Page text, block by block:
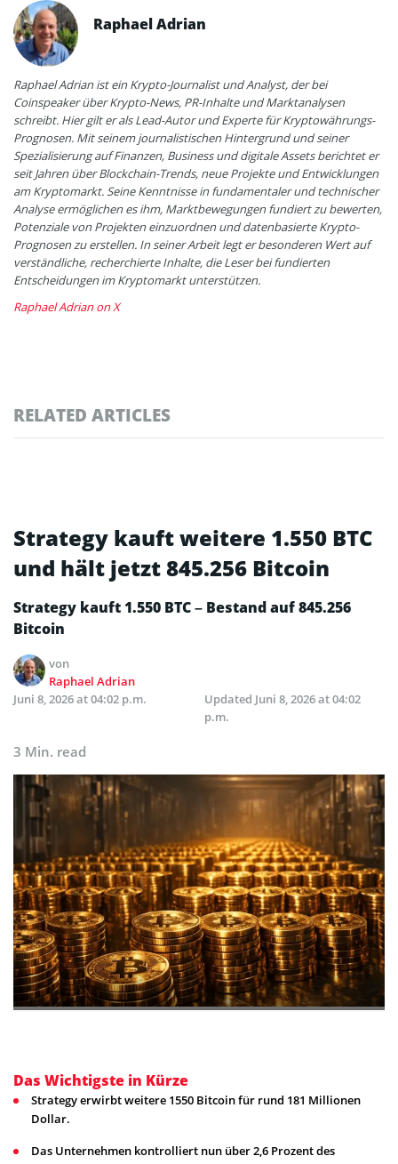
Raphael Adrian
Raphael Adrian ist ein Krypto-Journalist und Analyst, der bei
Coinspeaker über Krypto-News, PR-Inhalte und Marktanalysen
schreibt. Hier gilt er als Lead-Autor und Experte für Kryptowährungs-
Prognosen. Mit seinem journalistischen Hintergrund und seiner
Spezialisierung auf Finanzen, Business und digitale Assets berichtet er
seit Jahren über Blockchain-Trends, neue Projekte und Entwicklungen
am Kryptomarkt. Seine Kenntnisse in fundamentaler und technischer
Analyse ermöglichen es ihm, Marktbewegungen fundiert zu bewerten,
Potenziale von Projekten einzuordnen und datenbasierte Krypto-
Prognosen zu erstellen. In seiner Arbeit legt er besonderen Wert auf
verständliche, recherchierte Inhalte, die Leser bei fundierten
Entscheidungen im Kryptomarkt unterstützen.
Raphael Adrian on X
RELATED ARTICLES
Strategy kauft weitere 1.550 BTC
und hält jetzt 845.256 Bitcoin
Strategy kauft 1.550 BTC – Bestand auf 845.256
Bitcoin
von
Raphael Adrian
Juni 8, 2026 at 04:02 p.m.
Updated Juni 8, 2026 at 04:02
p.m.
3 Min. read
Das Wichtigste in Kürze
Strategy erwirbt weitere 1550 Bitcoin für rund 181 Millionen
Dollar.
Das Unternehmen kontrolliert nun über 2,6 Prozent des